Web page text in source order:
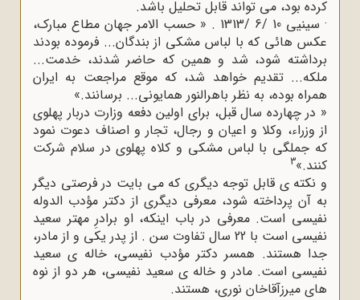
کرده بود، می تواند قابل تحلیل باشد.
· سینیی 10 /6 /1313 . « حسب الامر جهان مطاع مبارک،
عکس هائی که با لباس مشکی از بندگان... فرموده بودند
برداشته شود، شد و همین که حاضر شدند، خدمت...
ملکه... تقدیم خواهد شد، که موقع مراجعت به ایران
همراه بوده، به نظر باهرالنور همایونی... برسانند.»
« در چهارده سال قبل، برای اولین دفعه وزارت دربار پهلوی
از وزراء، وکلا و اعیان و رجال، تجار و اصناف دعوت نمود
که جملگی با لباس مشکی و کلاه پهلوی در سلام شرکت
کنند.»3
و نکته ی قابل توجه دیگری که می بایت در فرصتی دیگر
به آن پرداخته شود، معرفی دیگری از دکتر مؤدب الدوله
نفیسی است. معرفی در باب اینکه، او برادرِ مهتر سعید
نفیسی است با 22 سال تفاوت سن . از پدر یکی و از مادر،
جدا هستند. همسر دکتر مؤدب نفیسی، خاله ی سعید
نفیسی است. مادر و خاله ی سعید نفیسی، هر دو از نوه
های میرزآقاخان نوری، هستند.